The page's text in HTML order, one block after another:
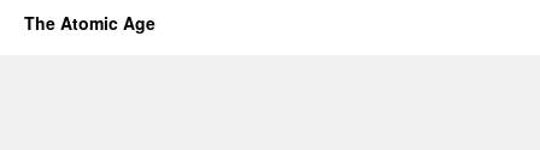
The Atomic Age